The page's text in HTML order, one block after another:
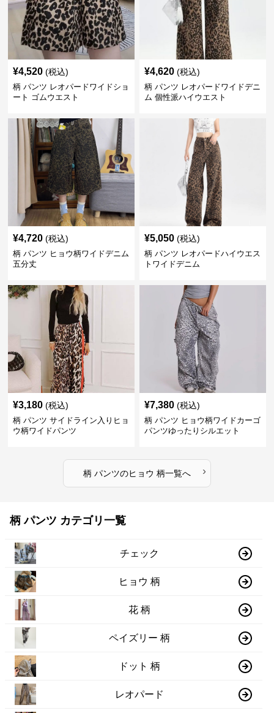
¥4,520 (税込)
柄 パンツ レオパードワイドショ
ート ゴムウエスト
¥4,620 (税込)
柄 パンツ レオパードワイドデニ
ム 個性派ハイウエスト
¥4,720 (税込)
柄 パンツ ヒョウ柄ワイドデニム
五分丈
¥5,050 (税込)
柄 パンツ レオパードハイウエス
トワイドデニム
¥3,180 (税込)
柄 パンツ サイドライン入りヒョ
ウ柄ワイドパンツ
¥7,380 (税込)
柄 パンツ ヒョウ柄ワイドカーゴ
パンツゆったりシルエット
柄 パンツのヒョウ 柄一覧へ ›
柄 パンツ カテゴリ一覧
チェック
ヒョウ 柄
花 柄
ペイズリー 柄
ドット 柄
レオパード